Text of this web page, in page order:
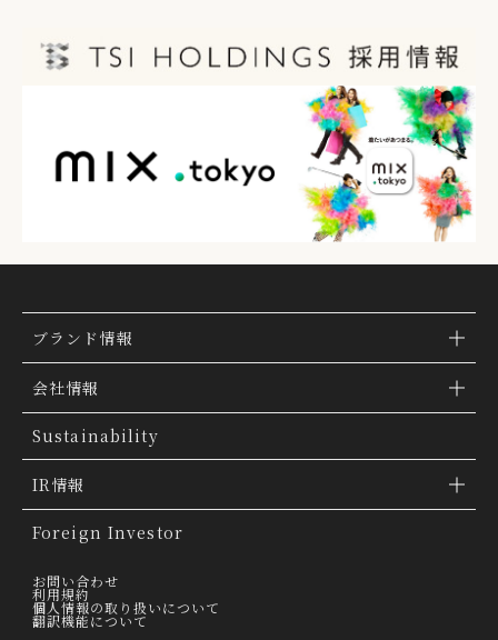
ブランド情報
ブランド検索
ブランドトピックス
「ファッションの力を信じよう」
THE MOVIE
会社情報
TSI トピックス
会社概要
会社沿革
グループ会社
経営理念
Sustainability
IR情報
IR情報
IR トピックス
IRライブラリー
Foreign Investor
お問い合わせ
利用規約
個人情報の取り扱いについて
翻訳機能について